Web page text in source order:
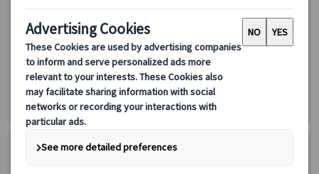
4.9 (11件)
詳細を見る
🔸《午前》
月・火・木・金曜日、6月～10月の土曜日、1/2
(8/14・15、12/8・25、1/1、2/11、3/19・26・29を除く)
🔹《午後》
月・水・金曜日、8/11、9/17・19・22、1/2
(8/14、12/25、1/1・6、3/19・26・29を除く)
最少催行人数 1名様～
約3時間